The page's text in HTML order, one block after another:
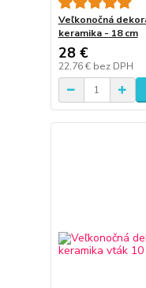
Veľkonočná
keramika - 18 cm
28 €
22,76 € bez DPH